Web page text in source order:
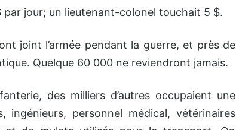
par jour; un lieutenant-colonel touchait 5 $.
joint l’armée pendant la guerre, et près de
Quelque 60 000 ne reviendront jamais.
des milliers d’autres occupaient une
ingénieurs, personnel médical, vétérinaires